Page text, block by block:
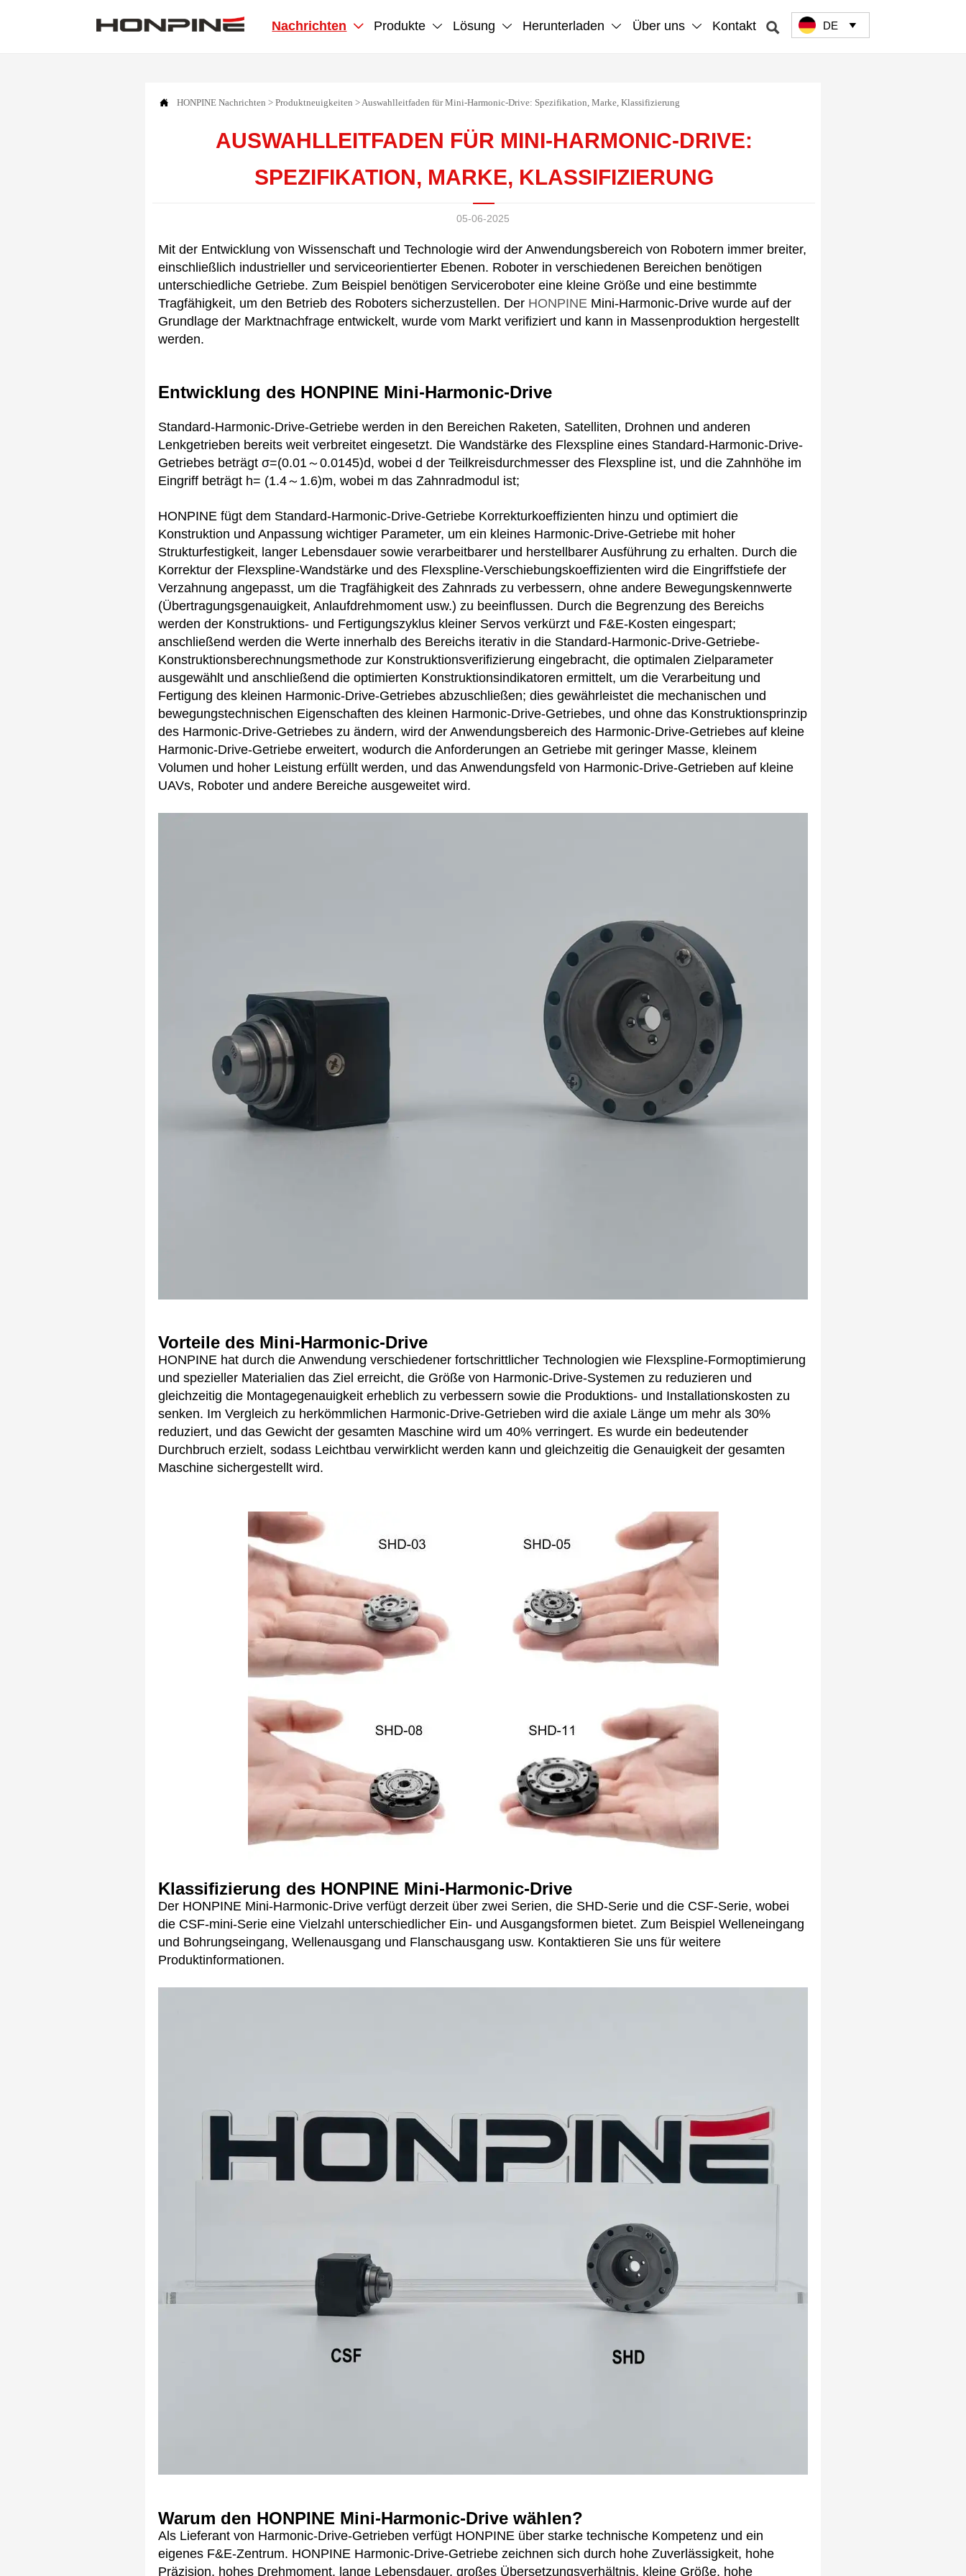
Nachrichten  Produkte  Lösung  Herunterladen  Über uns  Kontakt  DE 
 HONPINE Nachrichten > Produktneuigkeiten > Auswahlleitfaden für Mini-Harmonic-Drive: Spezifikation, Marke, Klassifizierung
AUSWAHLLEITFADEN FÜR MINI-HARMONIC-DRIVE:
SPEZIFIKATION, MARKE, KLASSIFIZIERUNG
05-06-2025
Mit der Entwicklung von Wissenschaft und Technologie wird der Anwendungsbereich von Robotern immer breiter,
einschließlich industrieller und serviceorientierter Ebenen. Roboter in verschiedenen Bereichen benötigen
unterschiedliche Getriebe. Zum Beispiel benötigen Serviceroboter eine kleine Größe und eine bestimmte
Tragfähigkeit, um den Betrieb des Roboters sicherzustellen. Der HONPINE Mini-Harmonic-Drive wurde auf der
Grundlage der Marktnachfrage entwickelt, wurde vom Markt verifiziert und kann in Massenproduktion hergestellt
werden.
Entwicklung des HONPINE Mini-Harmonic-Drive
Standard-Harmonic-Drive-Getriebe werden in den Bereichen Raketen, Satelliten, Drohnen und anderen
Lenkgetrieben bereits weit verbreitet eingesetzt. Die Wandstärke des Flexspline eines Standard-Harmonic-Drive-
Getriebes beträgt σ=(0.01～0.0145)d, wobei d der Teilkreisdurchmesser des Flexspline ist, und die Zahnhöhe im
Eingriff beträgt h= (1.4～1.6)m, wobei m das Zahnradmodul ist;
HONPINE fügt dem Standard-Harmonic-Drive-Getriebe Korrekturkoeffizienten hinzu und optimiert die
Konstruktion und Anpassung wichtiger Parameter, um ein kleines Harmonic-Drive-Getriebe mit hoher
Strukturfestigkeit, langer Lebensdauer sowie verarbeitbarer und herstellbarer Ausführung zu erhalten. Durch die
Korrektur der Flexspline-Wandstärke und des Flexspline-Verschiebungskoeffizienten wird die Eingriffstiefe der
Verzahnung angepasst, um die Tragfähigkeit des Zahnrads zu verbessern, ohne andere Bewegungskennwerte
(Übertragungsgenauigkeit, Anlaufdrehmoment usw.) zu beeinflussen. Durch die Begrenzung des Bereichs
werden der Konstruktions- und Fertigungszyklus kleiner Servos verkürzt und F&E-Kosten eingespart;
anschließend werden die Werte innerhalb des Bereichs iterativ in die Standard-Harmonic-Drive-Getriebe-
Konstruktionsberechnungsmethode zur Konstruktionsverifizierung eingebracht, die optimalen Zielparameter
ausgewählt und anschließend die optimierten Konstruktionsindikatoren ermittelt, um die Verarbeitung und
Fertigung des kleinen Harmonic-Drive-Getriebes abzuschließen; dies gewährleistet die mechanischen und
bewegungstechnischen Eigenschaften des kleinen Harmonic-Drive-Getriebes, und ohne das Konstruktionsprinzip
des Harmonic-Drive-Getriebes zu ändern, wird der Anwendungsbereich des Harmonic-Drive-Getriebes auf kleine
Harmonic-Drive-Getriebe erweitert, wodurch die Anforderungen an Getriebe mit geringer Masse, kleinem
Volumen und hoher Leistung erfüllt werden, und das Anwendungsfeld von Harmonic-Drive-Getrieben auf kleine
UAVs, Roboter und andere Bereiche ausgeweitet wird.
Vorteile des Mini-Harmonic-Drive
HONPINE hat durch die Anwendung verschiedener fortschrittlicher Technologien wie Flexspline-Formoptimierung
und spezieller Materialien das Ziel erreicht, die Größe von Harmonic-Drive-Systemen zu reduzieren und
gleichzeitig die Montagegenauigkeit erheblich zu verbessern sowie die Produktions- und Installationskosten zu
senken. Im Vergleich zu herkömmlichen Harmonic-Drive-Getrieben wird die axiale Länge um mehr als 30%
reduziert, und das Gewicht der gesamten Maschine wird um 40% verringert. Es wurde ein bedeutender
Durchbruch erzielt, sodass Leichtbau verwirklicht werden kann und gleichzeitig die Genauigkeit der gesamten
Maschine sichergestellt wird.
Klassifizierung des HONPINE Mini-Harmonic-Drive
Der HONPINE Mini-Harmonic-Drive verfügt derzeit über zwei Serien, die SHD-Serie und die CSF-Serie, wobei
die CSF-mini-Serie eine Vielzahl unterschiedlicher Ein- und Ausgangsformen bietet. Zum Beispiel Welleneingang
und Bohrungseingang, Wellenausgang und Flanschausgang usw. Kontaktieren Sie uns für weitere
Produktinformationen.
Warum den HONPINE Mini-Harmonic-Drive wählen?
Als Lieferant von Harmonic-Drive-Getrieben verfügt HONPINE über starke technische Kompetenz und ein
eigenes F&E-Zentrum. HONPINE Harmonic-Drive-Getriebe zeichnen sich durch hohe Zuverlässigkeit, hohe
Präzision, hohes Drehmoment, lange Lebensdauer, großes Übersetzungsverhältnis, kleine Größe, hohe